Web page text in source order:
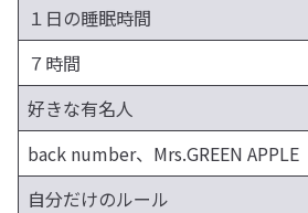
１日の睡眠時間
７時間
好きな有名人
back number、Mrs.GREEN APPLE
自分だけのルール